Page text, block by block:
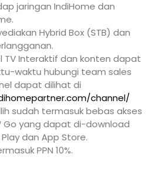
jaringan IndiHome dan
Hybrid Box (STB) dan
TV Interaktif dan konten dapat
waktu hubungi team sales
dapat dilihat di
channel/
sudah termasuk bebas akses
Go yang dapat di-download
dan App Store.
PPN 10%.